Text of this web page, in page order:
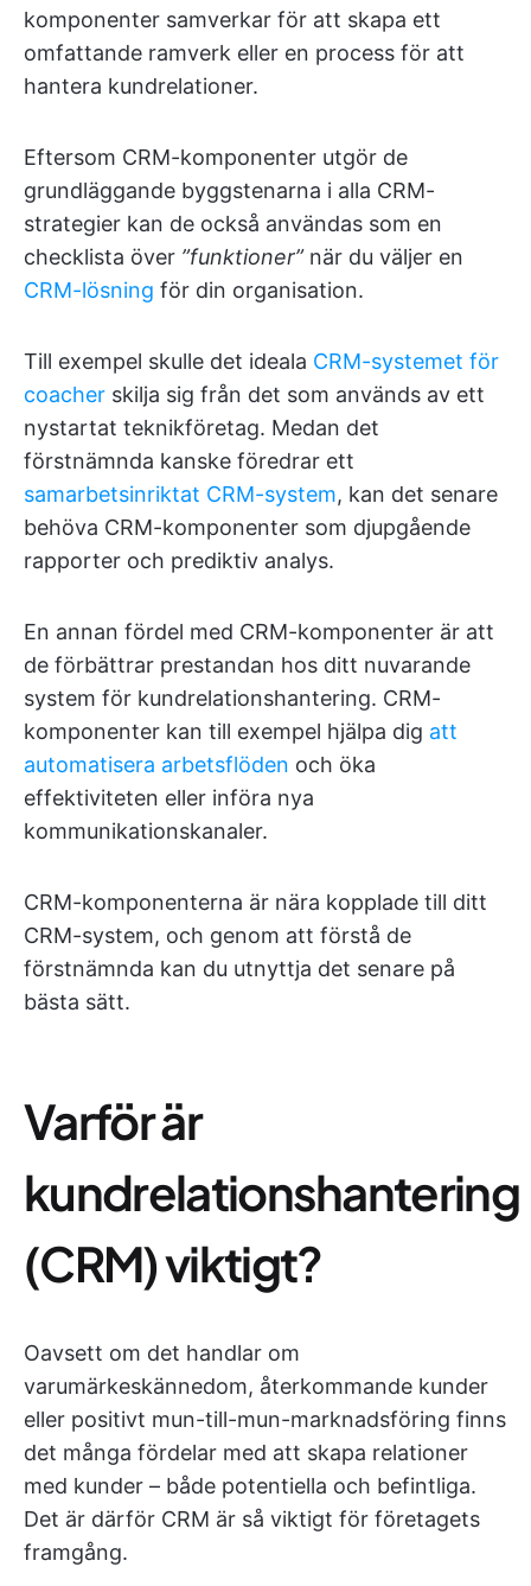
komponenter samverkar för att skapa ett
omfattande ramverk eller en process för att
hantera kundrelationer.
Eftersom CRM-komponenter utgör de
grundläggande byggstenarna i alla CRM-
strategier kan de också användas som en
checklista över ”funktioner”när du väljer en
CRM-lösning för din organisation.
Till exempel skulle det ideala CRM-systemet för
coacher skilja sig från det som används av ett
nystartat teknikföretag. Medan det
förstnämnda kanske föredrar ett
samarbetsinriktat CRM-system, kan det senare
behöva CRM-komponenter som djupgående
rapporter och prediktiv analys.
En annan fördel med CRM-komponenter är att
de förbättrar prestandan hos ditt nuvarande
system för kundrelationshantering. CRM-
komponenter kan till exempel hjälpa dig att
automatisera arbetsflöden och öka
effektiviteten eller införa nya
kommunikationskanaler.
CRM-komponenterna är nära kopplade till ditt
CRM-system, och genom att förstå de
förstnämnda kan du utnyttja det senare på
bästa sätt.
Varför är
kundrelationshantering
(CRM) viktigt?
Oavsett om det handlar om
varumärkeskännedom, återkommande kunder
eller positivt mun-till-mun-marknadsföring finns
det många fördelar med att skapa relationer
med kunder – både potentiella och befintliga.
Det är därför CRM är så viktigt för företagets
framgång.